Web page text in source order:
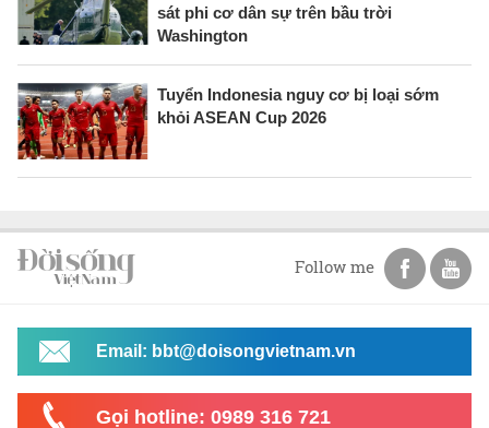
sát phi cơ dân sự trên bầu trời
Washington
Tuyển Indonesia nguy cơ bị loại sớm
khỏi ASEAN Cup 2026
Follow me
Email: bbt@doisongvietnam.vn
Gọi hotline: 0989 316 721